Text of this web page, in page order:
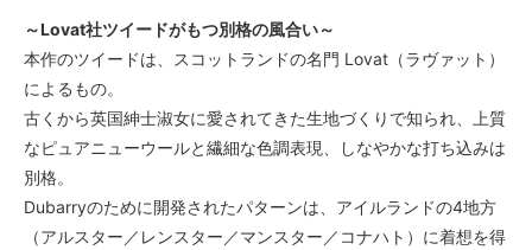
～Lovat社ツイードがもつ別格の風合い～
本作のツイードは、スコットランドの名門 Lovat（ラヴァット）
によるもの。
古くから英国紳士淑女に愛されてきた生地づくりで知られ、上質
なピュアニューウールと繊細な色調表現、しなやかな打ち込みは
別格。
Dubarryのために開発されたパターンは、アイルランドの4地方
（アルスター／レンスター／マンスター／コナハト）に着想を得